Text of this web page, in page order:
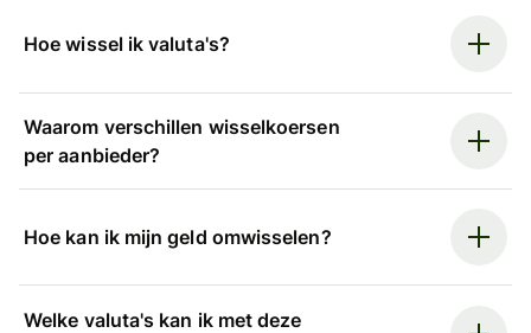
Hoe wissel ik valuta's?
Waarom verschillen wisselkoersen
per aanbieder?
Hoe kan ik mijn geld omwisselen?
Welke valuta's kan ik met deze